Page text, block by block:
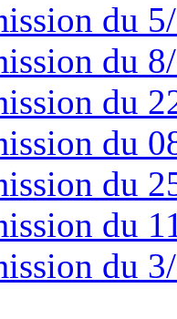
du
du
du
du
du
du
du